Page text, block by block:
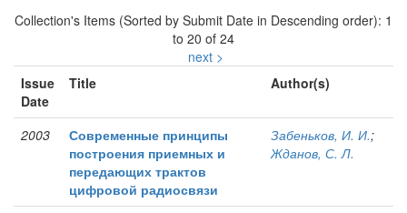
Collection's Items (Sorted by Submit Date in Descending order): 1
to 20 of 24
next >
Issue
Date
Title Author(s)
2003
Современные принципы
построения приемных и
передающих трактов
цифровой радиосвязи
Забеньков, И. И.;
Жданов, С. Л.